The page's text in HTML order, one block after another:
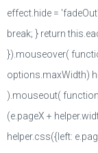
effect.hide =
break; } return
}).mouseover(
options.maxWidth)
).mouseout(
(e.pageX +
helper.css({left: